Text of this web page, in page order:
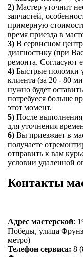
2) Мастер уточнит
запчастей,
примерную
время приезда в
3) В сервисном
диагностику (при
ремонта. Согласуют
4) Быстрые поломки
клиента (за 20 - 80
нужно будет
потребуеся больше
этот момент.
5) После выполнения
для уточнения
6) Вы приезжает в
получаете
отправить к вам
условии удаленной
Контакты
Адрес мастерской:
Победы, улица
метро)
Телефон сервиса: 8